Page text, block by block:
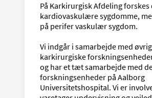
På Karkirurgisk Afdeling
kardiovaskulære sygdomme,
på perifer vaskulær sygdom.
Vi indgår i samarbejde med
karkirurgiske
og har et tæt samarbejde med
forskningsenheder på Aalborg
Universitetshospital. Vi er